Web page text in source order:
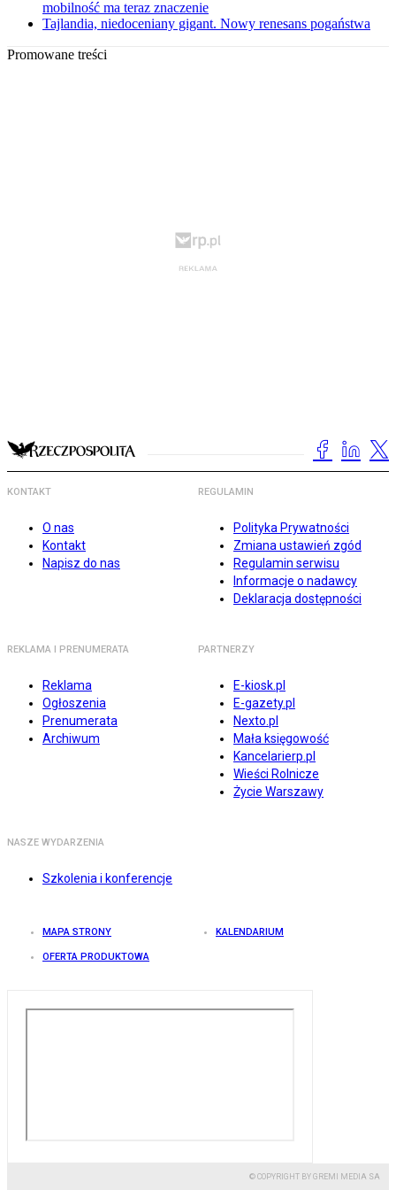
mobilność ma teraz znaczenie
Tajlandia, niedoceniany gigant. Nowy renesans pogaństwa
Promowane treści
KONTAKT
O nas
Kontakt
Napisz do nas
REGULAMIN
Polityka Prywatności
Zmiana ustawień zgód
Regulamin serwisu
Informacje o nadawcy
Deklaracja dostępności
REKLAMA I PRENUMERATA
Reklama
Ogłoszenia
Prenumerata
Archiwum
PARTNERZY
E-kiosk.pl
E-gazety.pl
Nexto.pl
Mała księgowość
Kancelarierp.pl
Wieści Rolnicze
Życie Warszawy
NASZE WYDARZENIA
Szkolenia i konferencje
MAPA STRONY KALENDARIUM
OFERTA PRODUKTOWA
© COPYRIGHT BY GREMI MEDIA SA